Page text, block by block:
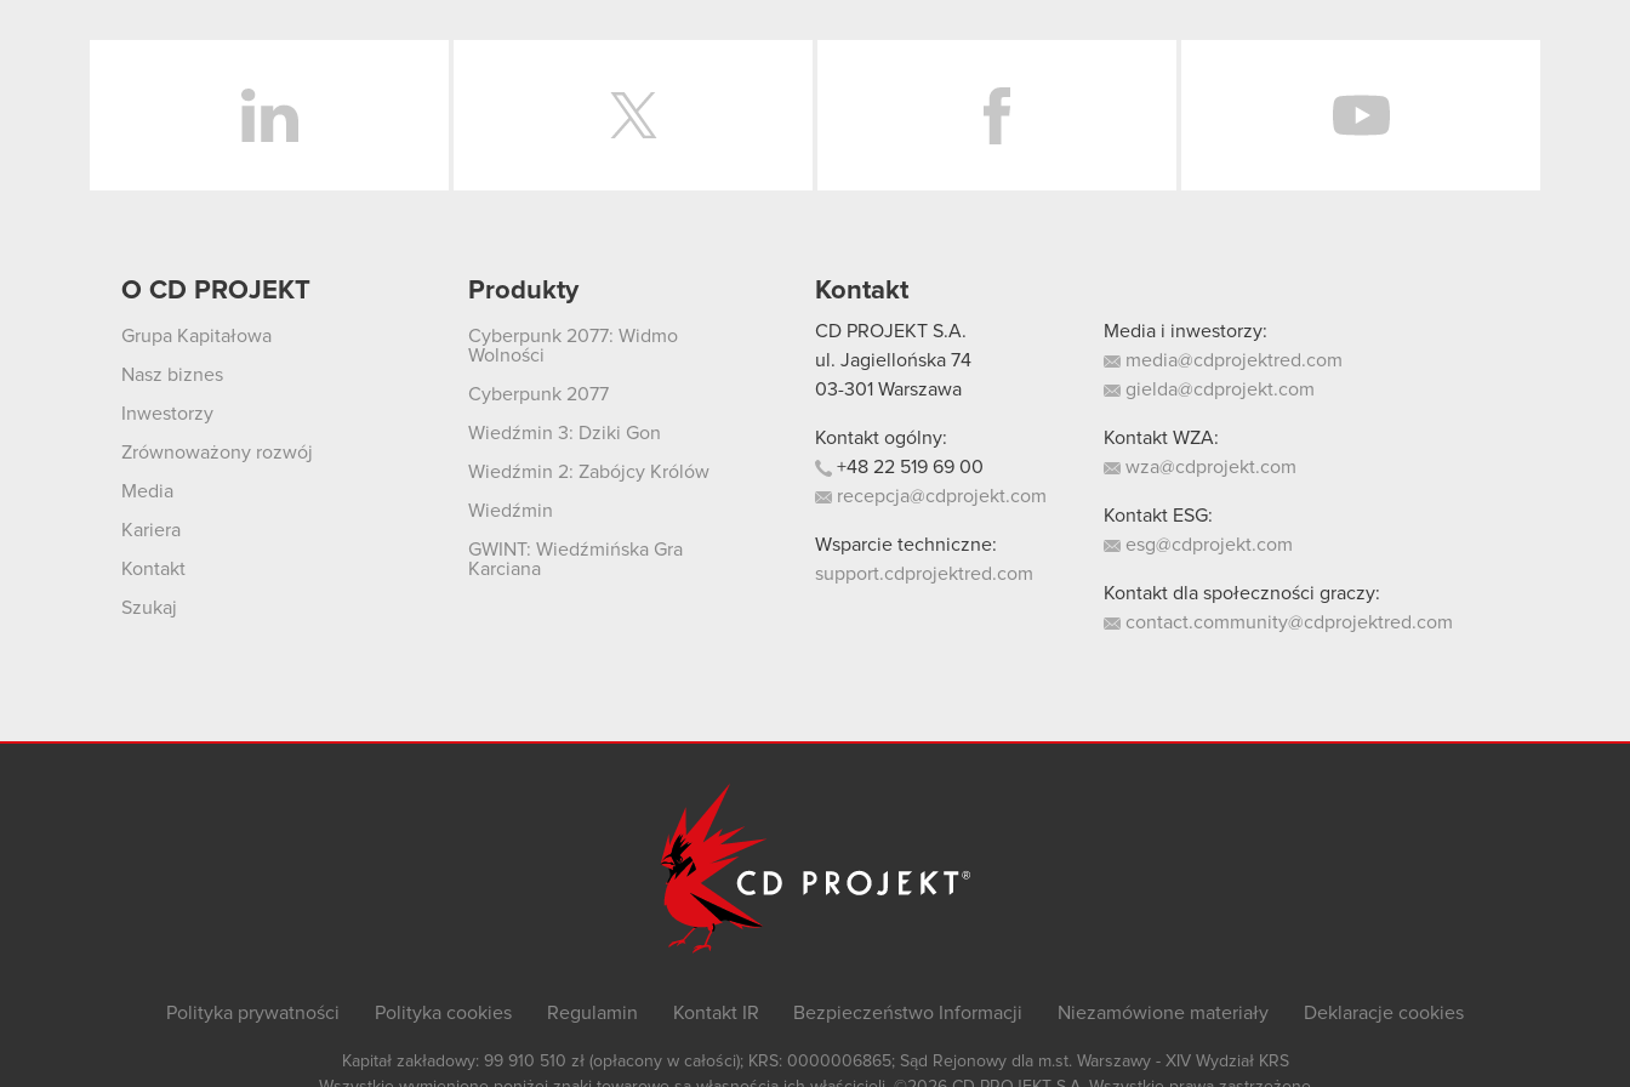
O CD PROJEKT
Grupa Kapitałowa
Nasz biznes
Inwestorzy
Zrównoważony rozwój
Media
Kariera
Kontakt
Szukaj
Produkty
Cyberpunk 2077: Widmo
Wolności
Cyberpunk 2077
Wiedźmin 3: Dziki Gon
Wiedźmin 2: Zabójcy Królów
Wiedźmin
GWINT: Wiedźmińska Gra
Karciana
Kontakt
CD PROJEKT S.A.
ul. Jagiellońska 74
03-301 Warszawa
Kontakt ogólny:
+48 22 519 69 00
recepcja@cdprojekt.com
Wsparcie techniczne:
support.cdprojektred.com
Media i inwestorzy:
media@cdprojektred.com
gielda@cdprojekt.com
Kontakt WZA:
wza@cdprojekt.com
Kontakt ESG:
esg@cdprojekt.com
Kontakt dla społeczności graczy:
contact.community@cdprojektred.com
Polityka prywatności Polityka cookies Regulamin Kontakt IR Bezpieczeństwo Informacji Niezamówione materiały Deklaracje cookies
Kapitał zakładowy: 99 910 510 zł (opłacony w całości); KRS: 0000006865; Sąd Rejonowy dla m.st. Warszawy - XIV Wydział KRS